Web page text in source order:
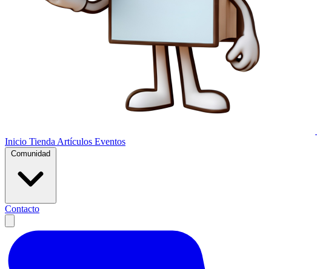
Inicio Tienda Artículos Eventos
Comunidad
Contacto